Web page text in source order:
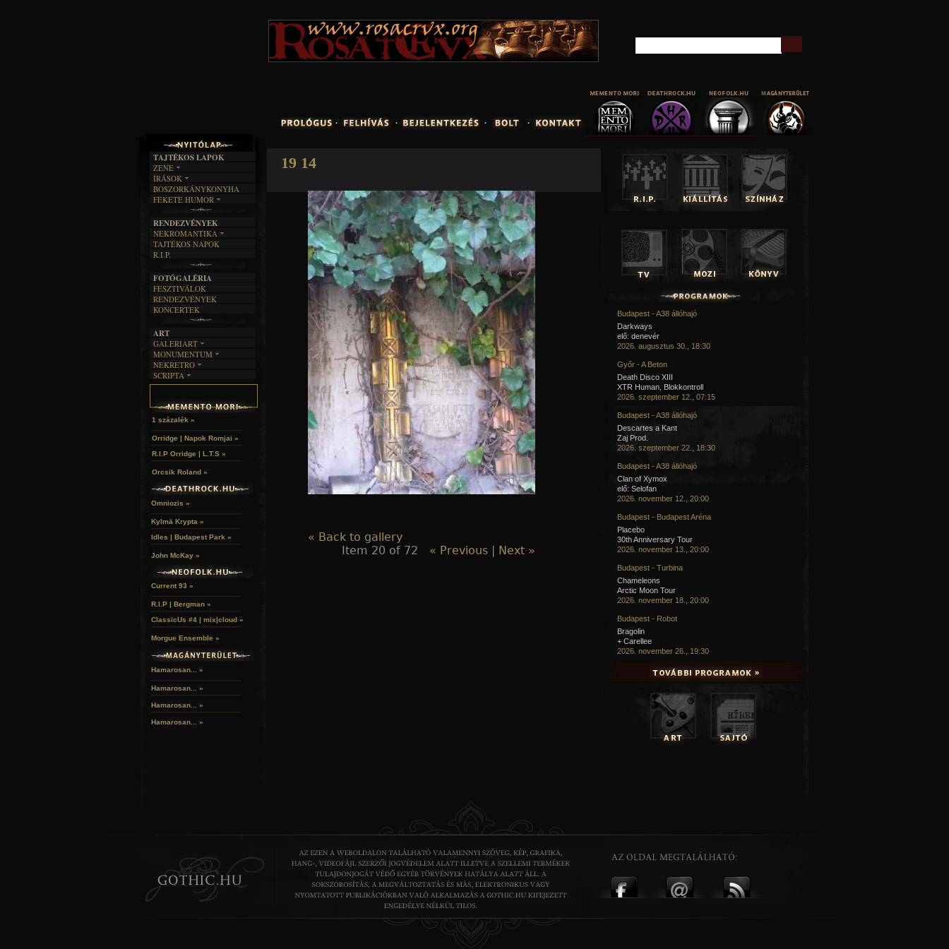
19 14
« Back to gallery
Item 20 of 72
« Previous| Next »
TAJTÉKOS LAPOK
ZENE
EGYÜTTESEK
INTERJÚK
FORDÍTÁSOK
DALSZÖVEGEK
ÍRÁSOK
IRODALOM
FILM
MŰVÉSZET
ÍRÁSTÖRTÉNET
BOSZORKÁNYKONYHA
FEKETE HUMOR
SZÖVEGES
RENDEZVÉNYEK
NEKROMANTIKA
AKTUÁLIS
A MÚLT
TAJTÉKOS NAPOK
R.I.P.
FOTÓGALÉRIA
FESZTIVÁLOK
RENDEZVÉNYEK
KONCERTEK
ART
GALERIART
ARTGALERI
KÉPREGÉNYEK
LAKÁSKULTS
MONUMENTUM
TEMETŐK
TEMPLOMOK
HELYEK
NEKRETRO
SZUBKULT
RELIKVIÁK
SCRIPTA
NOVELLÁK
HALÁLTÁNC
1 százalék »
Orridge | Napok Romjai »
R.I.P Orridge | L.T.S »
Orcsik Roland »
Omniozis »
Kylmä Krypta »
Idles | Budapest Park »
John McKay »
Current 93 »
R.I.P | Bergman »
ClassicUs #4 | mix|cloud »
Morgue Ensemble »
Hamarosan... »
Hamarosan... »
Hamarosan... »
Hamarosan... »
Budapest - A38 állóhajó
Darkways
elő: denevér
2026. augusztus 30., 18:30
Győr - A Beton
Death Disco XIII
XTR Human, Blokkontroll
2026. szeptember 12., 07:15
Budapest - A38 állóhajó
Descartes a Kant
Zaj Prod.
2026. szeptember 22., 18:30
Budapest - A38 állóhajó
Clan of Xymox
elő: Selofan
2026. november 12., 20:00
Budapest - Budapest Aréna
Placebo
30th Anniversary Tour
2026. november 13., 20:00
Budapest - Turbina
Chameleons
Arctic Moon Tour
2026. november 18., 20:00
Budapest - Robot
Bragolin
+ Carellee
2026. november 26., 19:30